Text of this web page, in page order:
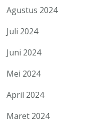
Agustus 2024
Juli 2024
Juni 2024
Mei 2024
April 2024
Maret 2024